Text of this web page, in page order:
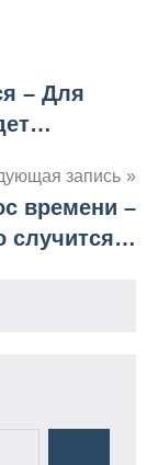
– Для
запись
времени –
случится…